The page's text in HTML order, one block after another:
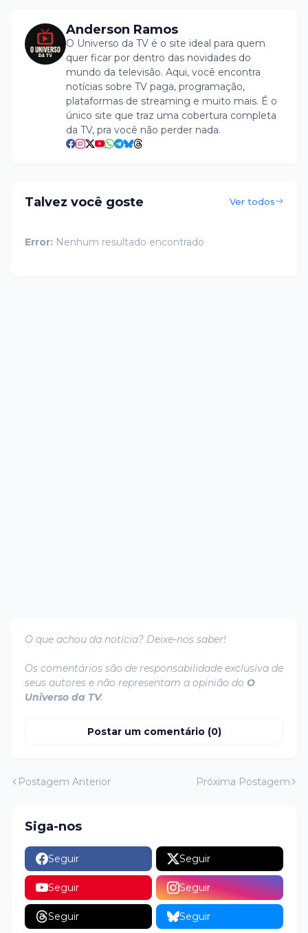
Anderson Ramos
O Universo da TV é o site ideal para quem
quer ficar por dentro das novidades do
mundo da televisão. Aqui, você encontra
notícias sobre TV paga, programação,
plataformas de streaming e muito mais. É o
único site que traz uma cobertura completa
da TV, pra você não perder nada.
Talvez você goste Ver todos
Error: Nenhum resultado encontrado
O que achou da notícia? Deixe-nos saber!
Os comentários são de responsabilidade exclusiva de
seus autores e não representam a opinião do O
Universo da TV.
Postar um comentário (0)
Postagem Anterior Próxima Postagem
Siga-nos
Seguir Seguir
Seguir Seguir
Seguir Seguir